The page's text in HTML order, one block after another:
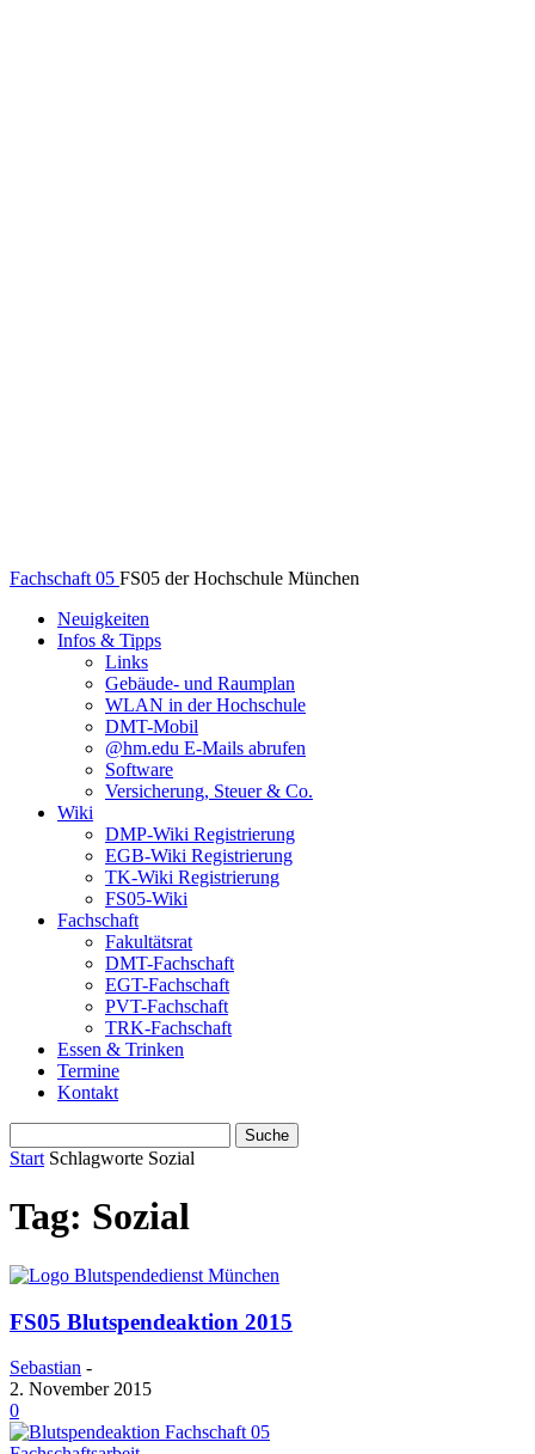
Fachschaft 05 FS05 der Hochschule München
Neuigkeiten
Infos & Tipps
Links
Gebäude- und Raumplan
WLAN in der Hochschule
DMT-Mobil
@hm.edu E-Mails abrufen
Software
Versicherung, Steuer & Co.
Wiki
DMP-Wiki Registrierung
EGB-Wiki Registrierung
TK-Wiki Registrierung
FS05-Wiki
Fachschaft
Fakultätsrat
DMT-Fachschaft
EGT-Fachschaft
PVT-Fachschaft
TRK-Fachschaft
Essen & Trinken
Termine
Kontakt
Start Schlagworte Sozial
Tag: Sozial
FS05 Blutspendeaktion 2015
Sebastian -
2. November 2015
0